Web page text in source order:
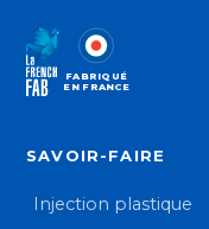
FABRIQUÉ
EN FRANCE
SAVOIR-FAIRE
Injection plastique